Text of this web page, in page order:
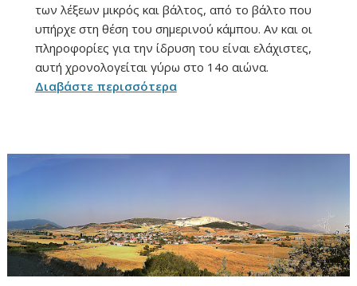
των λέξεων μικρός και βάλτος, από το βάλτο που
υπήρχε στη θέση του σημερινού κάμπου. Αν και οι
πληροφορίες για την ίδρυση του είναι ελάχιστες,
αυτή χρονολογείται γύρω στο 14ο αιώνα.
Διαβάστε περισσότερα